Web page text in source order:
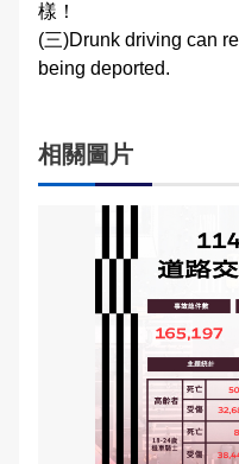
交通違規檢舉
樣！
(三)Drunk driving can
being deported.
相關圖片